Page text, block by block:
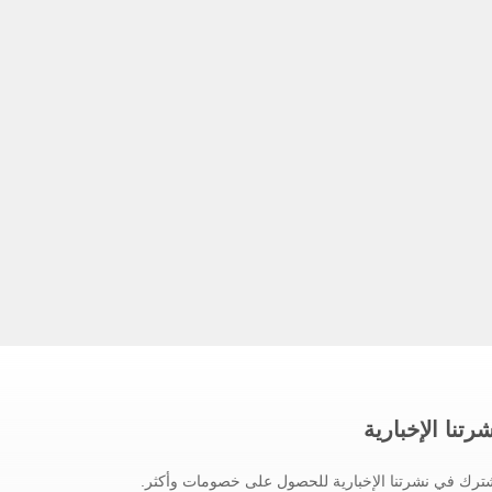
الإخبارية
في نشرتنا الإخبارية للحصول على خصومات وأكثر.